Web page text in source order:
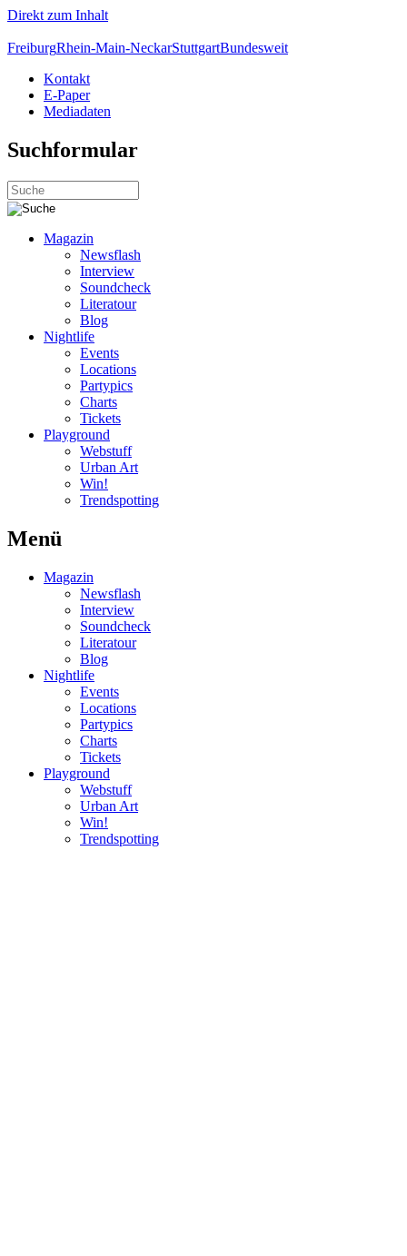
Direkt zum Inhalt
FreiburgRhein-Main-NeckarStuttgartBundesweit
Kontakt
E-Paper
Mediadaten
Suchformular
Magazin
Newsflash
Interview
Soundcheck
Literatour
Blog
Nightlife
Events
Locations
Partypics
Charts
Tickets
Playground
Webstuff
Urban Art
Win!
Trendspotting
Menü
Magazin
Newsflash
Interview
Soundcheck
Literatour
Blog
Nightlife
Events
Locations
Partypics
Charts
Tickets
Playground
Webstuff
Urban Art
Win!
Trendspotting